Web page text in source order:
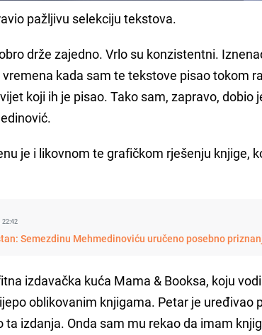
pažljivu selekciju tekstova.
drže zajedno. Vrlo su konzistentni.
kada sam te tekstove pisao tokom
koji ih je pisao. Tako sam, zapravo,
je i likovnom te grafičkom rješenju knjige,
22:42
Semezdinu Mehmedinoviću uručeno posebno
izdavačka kuća Mama & Booksa, koju
oblikovanim knjigama. Petar je uređivao
ta izdanja. Onda sam mu rekao da imam